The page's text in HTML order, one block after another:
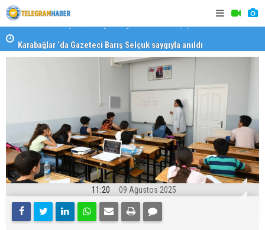
Karabağlar ‘da Gazeteci Barış Selçuk saygıyla anıldı
11:20 09 Ağustos 2025